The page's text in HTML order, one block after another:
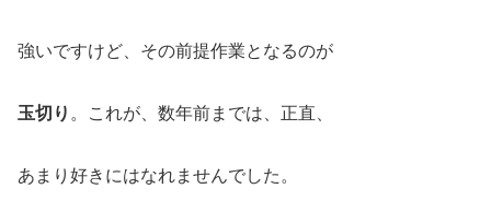
強いですけど、その前提作業となるのが
玉切り 。これが、数年前までは、正直、
あまり好きにはなれませんでした。